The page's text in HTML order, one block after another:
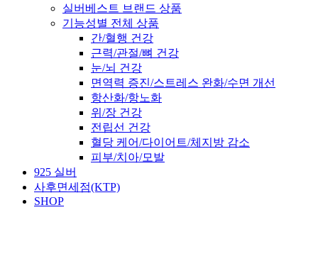
실버베스트 브랜드 상품
기능성별 전체 상품
간/혈행 건강
근력/관절/뼈 건강
눈/뇌 건강
면역력 증진/스트레스 완화/수면 개선
항산화/항노화
위/장 건강
전립선 건강
혈당 케어/다이어트/체지방 감소
피부/치아/모발
925 실버
사후면세점(KTP)
SHOP